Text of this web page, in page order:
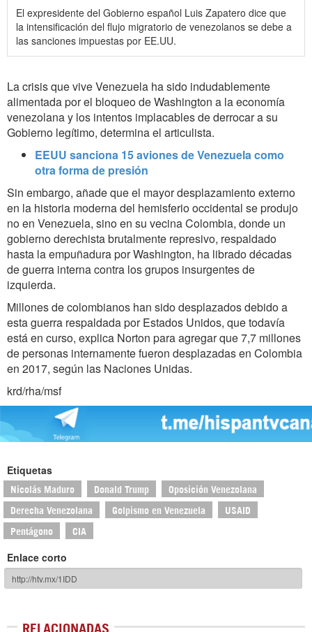
El expresidente del Gobierno español Luis Zapatero dice que
la intensificación del flujo migratorio de venezolanos se debe a
las sanciones impuestas por EE.UU.
La crisis que vive Venezuela ha sido indudablemente
alimentada por el bloqueo de Washington a la economía
venezolana y los intentos implacables de derrocar a su
Gobierno legítimo, determina el articulista.
EEUU sanciona 15 aviones de Venezuela como
otra forma de presión
Sin embargo, añade que el mayor desplazamiento externo
en la historia moderna del hemisferio occidental se produjo
no en Venezuela, sino en su vecina Colombia, donde un
gobierno derechista brutalmente represivo, respaldado
hasta la empuñadura por Washington, ha librado décadas
de guerra interna contra los grupos insurgentes de
izquierda.
Millones de colombianos han sido desplazados debido a
esta guerra respaldada por Estados Unidos, que todavía
está en curso, explica Norton para agregar que 7,7 millones
de personas internamente fueron desplazadas en Colombia
en 2017, según las Naciones Unidas.
krd/rha/msf
Etiquetas
Nicolás Maduro Donald Trump Oposición Venezolana
Derecha Venezolana Golpismo en Venezuela USAID
Pentágono CIA
Enlace corto
RELACIONADAS